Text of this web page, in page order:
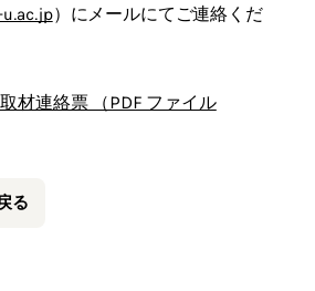
）にメールにてご連絡くだ
材連絡票 （PDF ファイル
る